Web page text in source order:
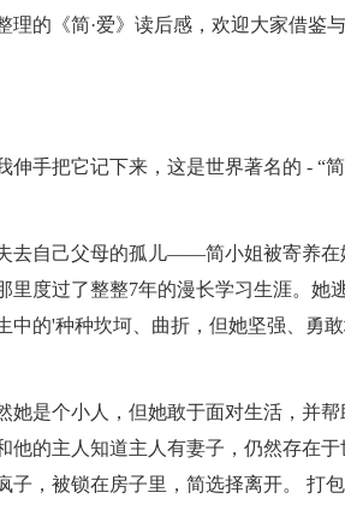
的《简·爱》读后感，欢迎大家借鉴
伸手把它记下来，这是世界著名的 - “
去自己父母的孤儿——简小姐被寄养在
里度过了整整7年的漫长学习生涯。她
中的'种种坎坷、曲折，但她坚强、勇
她是个小人，但她敢于面对生活，并帮
他的主人知道主人有妻子，仍然存在
，被锁在房子里，简选择离开。 打